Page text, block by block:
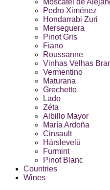
Pedro Ximénez
Hondarrabi Zuri
Merseguera
Pinot Gris
Fiano
Roussanne
Vinhas Velhas
Vermentino
Maturana
Grechetto
Lado
Zéta
Albillo Mayor
María Ardoña
Cinsault
Hárslevelü
Furmint
Pinot Blanc
Countries
Wines